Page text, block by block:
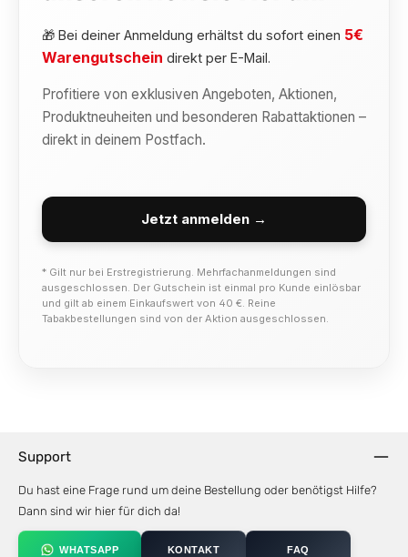
🎁 Bei deiner Anmeldung erhältst du sofort einen 5€
Warengutschein direkt per E-Mail.
Profitiere von exklusiven Angeboten, Aktionen,
Produktneuheiten und besonderen Rabattaktionen –
direkt in deinem Postfach.
Jetzt anmelden →
* Gilt nur bei Erstregistrierung. Mehrfachanmeldungen sind
ausgeschlossen. Der Gutschein ist einmal pro Kunde einlösbar
und gilt ab einem Einkaufswert von 40 €. Reine
Tabakbestellungen sind von der Aktion ausgeschlossen.
Support
Du hast eine Frage rund um deine Bestellung oder benötigst Hilfe?
Dann sind wir hier für dich da!
WHATSAPP KONTAKT FAQ